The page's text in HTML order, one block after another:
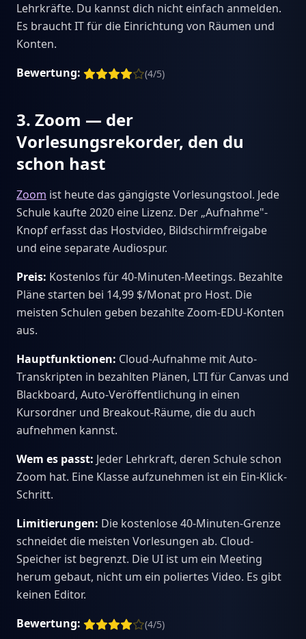
Lehrkräfte. Du kannst dich nicht einfach anmelden.
Es braucht IT für die Einrichtung von Räumen und
Konten.
Bewertung:
(4/5)
3. Zoom — der
Vorlesungsrekorder, den du
schon hast
Zoom ist heute das gängigste Vorlesungstool. Jede
Schule kaufte 2020 eine Lizenz. Der „Aufnahme"-
Knopf erfasst das Hostvideo, Bildschirmfreigabe
und eine separate Audiospur.
Preis: Kostenlos für 40-Minuten-Meetings. Bezahlte
Pläne starten bei 14,99 $/Monat pro Host. Die
meisten Schulen geben bezahlte Zoom-EDU-Konten
aus.
Hauptfunktionen: Cloud-Aufnahme mit Auto-
Transkripten in bezahlten Plänen, LTI für Canvas und
Blackboard, Auto-Veröffentlichung in einen
Kursordner und Breakout-Räume, die du auch
aufnehmen kannst.
Wem es passt: Jeder Lehrkraft, deren Schule schon
Zoom hat. Eine Klasse aufzunehmen ist ein Ein-Klick-
Schritt.
Limitierungen: Die kostenlose 40-Minuten-Grenze
schneidet die meisten Vorlesungen ab. Cloud-
Speicher ist begrenzt. Die UI ist um ein Meeting
herum gebaut, nicht um ein poliertes Video. Es gibt
keinen Editor.
Bewertung:
(4/5)